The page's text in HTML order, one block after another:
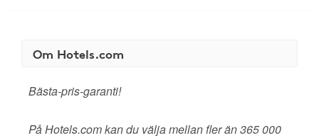
Om Hotels.com
Bästa-pris-garanti!
På Hotels.com kan du välja mellan fler än 365 000